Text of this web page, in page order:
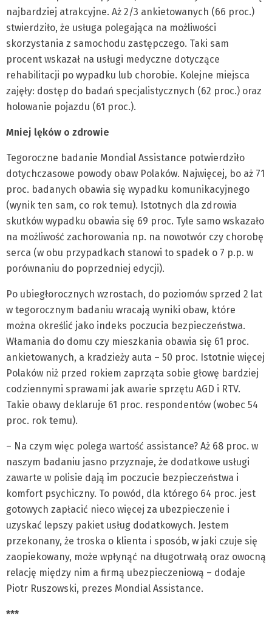
najbardziej atrakcyjne. Aż 2/3 ankietowanych (66 proc.)
stwierdziło, że usługa polegająca na możliwości
skorzystania z samochodu zastępczego. Taki sam
procent wskazał na usługi medyczne dotyczące
rehabilitacji po wypadku lub chorobie. Kolejne miejsca
zajęły: dostęp do badań specjalistycznych (62 proc.) oraz
holowanie pojazdu (61 proc.).
Mniej lęków o zdrowie
Tegoroczne badanie Mondial Assistance potwierdziło
dotychczasowe powody obaw Polaków. Najwięcej, bo aż 71
proc. badanych obawia się wypadku komunikacyjnego
(wynik ten sam, co rok temu). Istotnych dla zdrowia
skutków wypadku obawia się 69 proc. Tyle samo wskazało
na możliwość zachorowania np. na nowotwór czy chorobę
serca (w obu przypadkach stanowi to spadek o 7 p.p. w
porównaniu do poprzedniej edycji).
Po ubiegłorocznych wzrostach, do poziomów sprzed 2 lat
w tegorocznym badaniu wracają wyniki obaw, które
można określić jako indeks poczucia bezpieczeństwa.
Włamania do domu czy mieszkania obawia się 61 proc.
ankietowanych, a kradzieży auta – 50 proc. Istotnie więcej
Polaków niż przed rokiem zaprząta sobie głowę bardziej
codziennymi sprawami jak awarie sprzętu AGD i RTV.
Takie obawy deklaruje 61 proc. respondentów (wobec 54
proc. rok temu).
– Na czym więc polega wartość assistance? Aż 68 proc. w
naszym badaniu jasno przyznaje, że dodatkowe usługi
zawarte w polisie dają im poczucie bezpieczeństwa i
komfort psychiczny. To powód, dla którego 64 proc. jest
gotowych zapłacić nieco więcej za ubezpieczenie i
uzyskać lepszy pakiet usług dodatkowych. Jestem
przekonany, że troska o klienta i sposób, w jaki czuje się
zaopiekowany, może wpłynąć na długotrwałą oraz owocną
relację między nim a firmą ubezpieczeniową – dodaje
Piotr Ruszowski, prezes Mondial Assistance.
***